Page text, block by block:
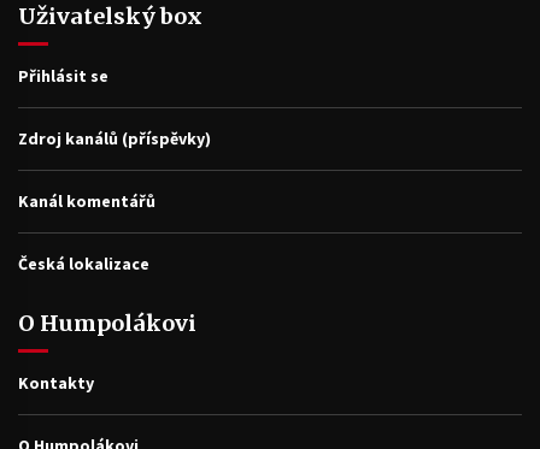
Uživatelský box
Přihlásit se
Zdroj kanálů (příspěvky)
Kanál komentářů
Česká lokalizace
O Humpolákovi
Kontakty